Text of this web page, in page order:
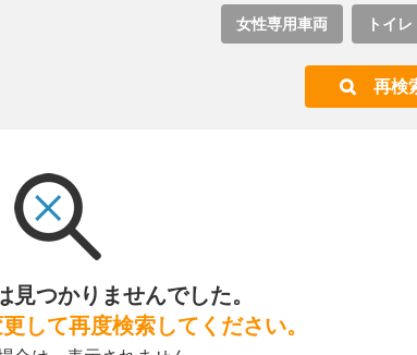
女性専用車両 トイレ
再検
見つかりませんでした。
して再度検索してください。